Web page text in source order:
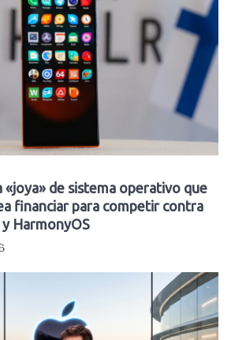
«joya» de sistema operativo que
financiar para competir contra
HarmonyOS